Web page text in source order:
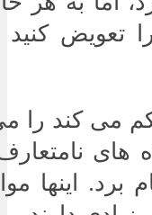
تعویض کنید
می کند را
نامتعارف
برد. اینها